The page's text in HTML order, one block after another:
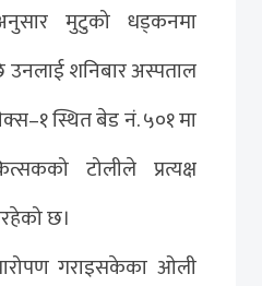
मुटुको धड्कनमा
उनलाई शनिबार अस्पताल
स्थित बेड नं. ५०१ मा
टोलीले प्रत्यक्ष
छ।
गराइसकेका ओली